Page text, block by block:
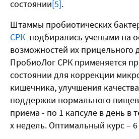
состоянии[5].
Штаммы пробиотических
СРК подбирались учеными на
возможностей их прицельного
ПробиоЛог СРК применяется
состоянии для коррекции
кишечника, улучшения
поддержки нормального
приема - по 1 капсуле в день в
х недель. Оптимальный курс –